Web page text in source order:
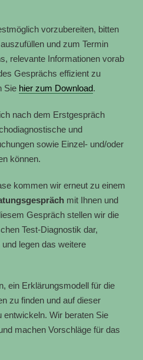
vorzubereiten, bitten
auszufüllen und zum Termin
relevante Informationen vorab
Gesprächs effizient zu
Sie hier zum Download.
nach dem Erstgespräch
und
sowie Einzel- und/oder
können.
kommen wir erneut zu einem
mit Ihnen und
Gespräch stellen wir die
Test-Diagnostik dar,
legen das weitere
ein Erklärungsmodell für die
zu finden und auf dieser
entwickeln. Wir beraten Sie
machen Vorschläge für das